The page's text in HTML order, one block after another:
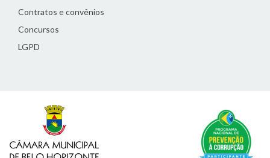
Contratos e convênios
Concursos
LGPD